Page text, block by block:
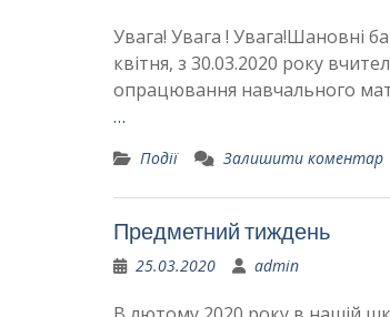
Увага! Увага ! Увага!Шановні
квітня, з 30.03.2020 року
опрацювання навчального
…
Події Залишити коментар
Предметний тиждень
25.03.2020 admin